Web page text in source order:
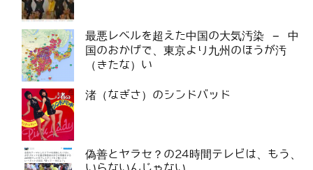
最悪レベルを超えた中国の大気汚染 – 中
国のおかげで、東京より九州のほうが汚
（きたな）い
渚（なぎさ）のシンドバッド
偽善とヤラセ？の24時間テレビは、もう、